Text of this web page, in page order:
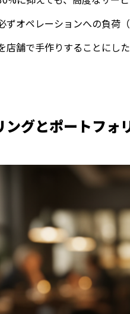
ずオペレーションへの負荷
店舗で手作りすることにし
ングとポートフォ